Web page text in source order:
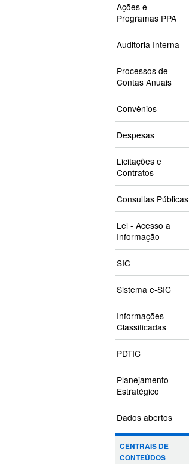
Ações e
Programas PPA
Auditoria Interna
Processos de
Contas Anuais
Convênios
Despesas
Licitações e
Contratos
Consultas Públicas
Lei - Acesso a
Informação
SIC
Sistema e-SIC
Informações
Classificadas
PDTIC
Planejamento
Estratégico
Dados abertos
CENTRAIS DE
CONTEÚDOS